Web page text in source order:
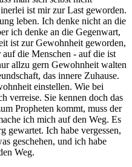
ist mir zur Last geworden.
leben. Ich denke nicht an die
ich denke an die Gegenwart,
ist zur Gewohnheit geworden,
die Menschen - auf die ist
allzu gern Gewohnheit walten
das innere Zuhause.
einstellen. Wie bei
verreise. Sie kennen doch das
Propheten kommt, muss der
ich mich auf den Weg. Es
gewartet. Ich habe vergessen,
geschehen, und ich habe
Weg.